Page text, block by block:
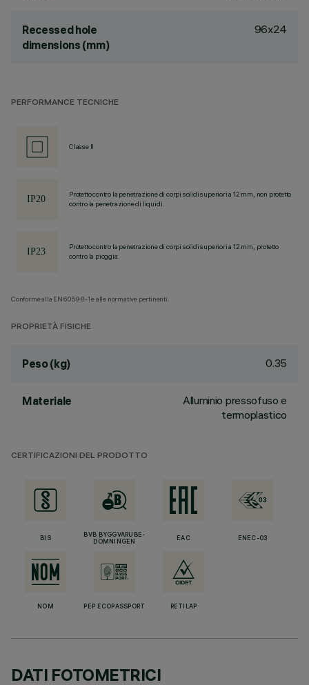
Recessed hole
dimensions (mm)
96x24
PERFORMANCE TECNICHE
Classe II
Protetto contro la penetrazione di corpi solidi superiori a 12 mm, non protetto
contro la penetrazione di liquidi.
Protetto contro la penetrazione di corpi solidi superiori a 12 mm, protetto
contro la pioggia.
Conforme alla EN60598-1 e alle normative pertinenti.
PROPRIETÀ FISICHE
Peso (kg) 0.35
Materiale
Alluminio pressofuso e
termoplastico
CERTIFICAZIONI DEL PRODOTTO
BIS
BVB BYGGVARUBE-
DÖMNINGEN
EAC ENEC-03
NOM PEP ECOPASSPORT RETILAP
DATI FOTOMETRICI